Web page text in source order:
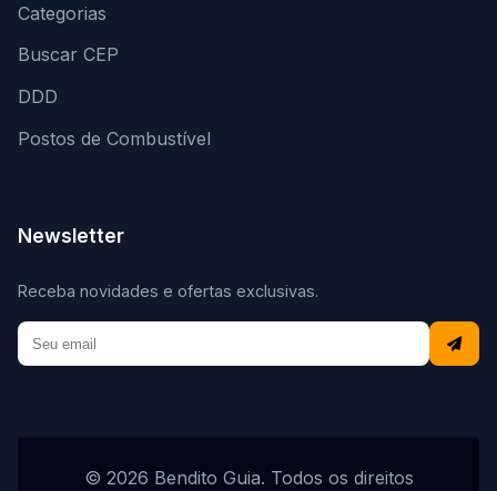
Categorias
Buscar CEP
DDD
Postos de Combustível
Newsletter
Receba novidades e ofertas exclusivas.
© 2026 Bendito Guia. Todos os direitos